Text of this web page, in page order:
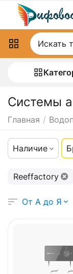
Системы
Главная /
Наличие
Reeffactory
От А до Я